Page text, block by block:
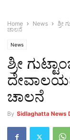
Home News
ಶ್ರೀ
ಚಾಲನೆ
News
ಶ್ರೀ
ಚಾಲನೆ
By Sidlaghatta News